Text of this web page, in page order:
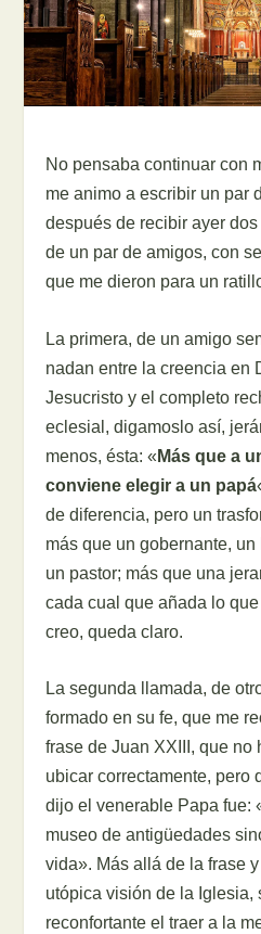
No pensaba continuar con
me animo a escribir un par
después de recibir ayer
de un par de amigos, con
que me dieron para un
La primera, de un amigo
nadan entre la creencia en
Jesucristo y el completo
eclesial, digamoslo así,
menos, ésta: « Más que a
conviene elegir a un papá
de diferencia, pero un
más que un gobernante,
un pastor; más que una
cada cual que añada lo
creo, queda claro.
La segunda llamada, de
formado en su fe, que me
frase de Juan XXIII, que no
ubicar correctamente, pero
dijo el venerable Papa fue:
museo de antigüedades
vida». Más allá de la frase
utópica visión de la Iglesia,
reconfortante el traer a la